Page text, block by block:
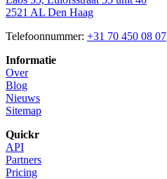
2521 AL Den Haag
Telefoonnummer: +31 70 450 08 07
Informatie
Over
Blog
Nieuws
Sitemap
Quickr
API
Partners
Pricing